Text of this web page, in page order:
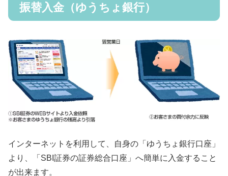
振替入金（ゆうちょ銀行）
インターネットを利用して、自身の「ゆうちょ銀行口座」
より、「SBI証券の証券総合口座」へ簡単に入金すること
が出来ます。